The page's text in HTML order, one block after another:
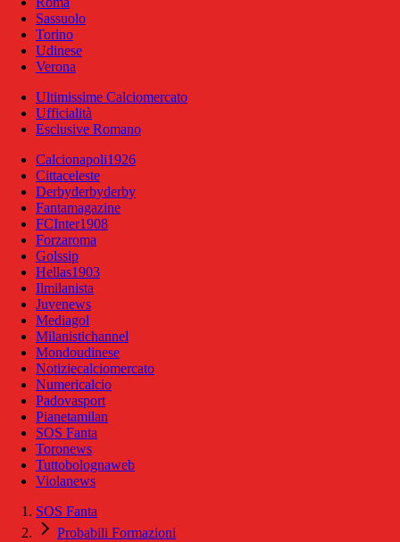
Sassuolo
Torino
Udinese
Verona
Ultimissime Calciomercato
Ufficialità
Esclusive Romano
Calcionapoli1926
Cittaceleste
Derbyderbyderby
Fantamagazine
FCInter1908
Forzaroma
Golssip
Hellas1903
Ilmilanista
Juvenews
Mediagol
Milanistichannel
Mondoudinese
Notiziecalciomercato
Numericalcio
Padovasport
Pianetamilan
SOS Fanta
Toronews
Tuttobolognaweb
Violanews
SOS Fanta
Probabili Formazioni